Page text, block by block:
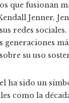
que fusionan
Jenner,
redes
su uso
ha sido un
como la